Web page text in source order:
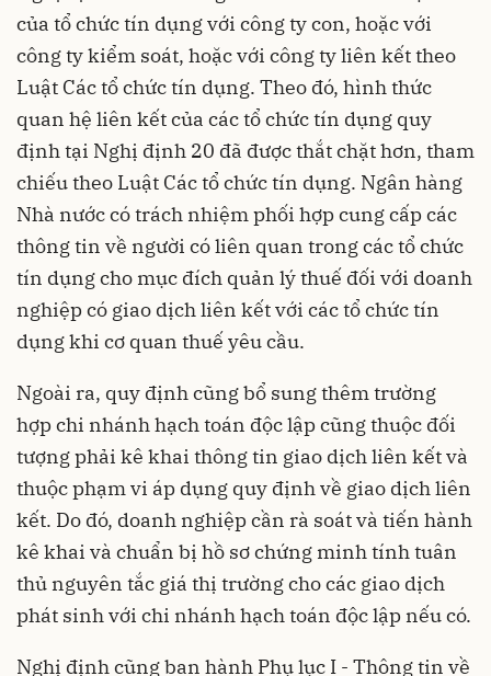
của tổ chức tín dụng với công ty con, hoặc với
công ty kiểm soát, hoặc với công ty liên kết theo
Luật Các tổ chức tín dụng. Theo đó, hình thức
quan hệ liên kết của các tổ chức tín dụng quy
định tại Nghị định 20 đã được thắt chặt hơn, tham
chiếu theo Luật Các tổ chức tín dụng. Ngân hàng
Nhà nước có trách nhiệm phối hợp cung cấp các
thông tin về người có liên quan trong các tổ chức
tín dụng cho mục đích quản lý thuế đối với doanh
nghiệp có giao dịch liên kết với các tổ chức tín
dụng khi cơ quan thuế yêu cầu.
Ngoài ra, quy định cũng bổ sung thêm trường
hợp chi nhánh hạch toán độc lập cũng thuộc đối
tượng phải kê khai thông tin giao dịch liên kết và
thuộc phạm vi áp dụng quy định về giao dịch liên
kết. Do đó, doanh nghiệp cần rà soát và tiến hành
kê khai và chuẩn bị hồ sơ chứng minh tính tuân
thủ nguyên tắc giá thị trường cho các giao dịch
phát sinh với chi nhánh hạch toán độc lập nếu có.
Nghị định cũng ban hành Phụ lục I - Thông tin về